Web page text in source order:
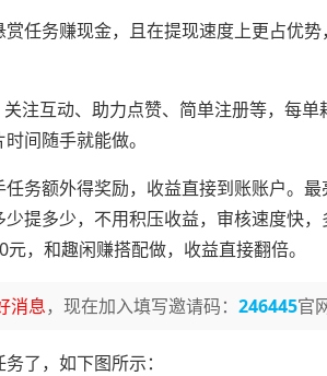
任务赚现金，且在提现速度上更占优
注互动、助力点赞、简单注册等，每
间随手就能做。
务额外得奖励，收益直接到账账户。
提多少，不用积压收益，审核速度快
，和趣闲赚搭配做，收益直接翻倍。
消息，现在加入填写邀请码： 246445官
了，如下图所示：